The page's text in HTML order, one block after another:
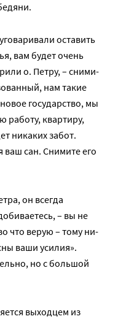
оставить
вам бу­дет очень
о. Петру, – сни­ми­
нам та­кие
го­су­дар­ство, мы
ра­бо­ту, квар­ти­ру,
ни­ка­ких за­бот.
ваш сан. Сни­ми­те его
он всегда
– вы не
что ве­рую – то­му ни­
ва­ши уси­лия».
но с большой
выходцем из